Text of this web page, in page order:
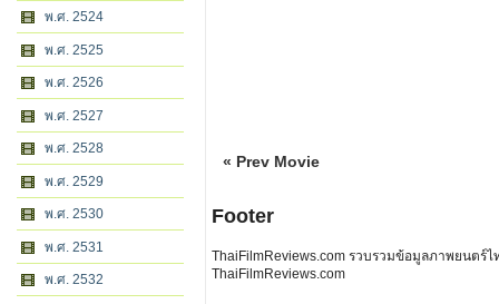
พ.ศ. 2524
พ.ศ. 2525
พ.ศ. 2526
พ.ศ. 2527
พ.ศ. 2528
พ.ศ. 2529
พ.ศ. 2530
พ.ศ. 2531
พ.ศ. 2532
« Prev Movie
Footer
ThaiFilmReviews.com รวบรวมข้อมูลภาพยนตร์
ThaiFilmReviews.com